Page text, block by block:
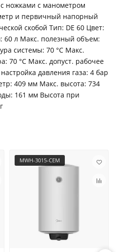
ножками с манометром
и первичный напорный
скобой Тип: DE 60 Цвет:
л Макс. полезный объем:
системы: 70 °C Макс.
70 °C Макс. допуст. рабочее
давления газа: 4 бар
409 мм Макс. высота: 734
161 мм Высота при
MWH-3015-CEM